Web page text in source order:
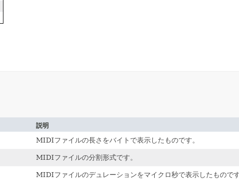
説明
MIDIファイルの長さをバイトで表示したものです。
MIDIファイルの分割形式です。
MIDIファイルのデュレーションをマイクロ秒で表示したもので